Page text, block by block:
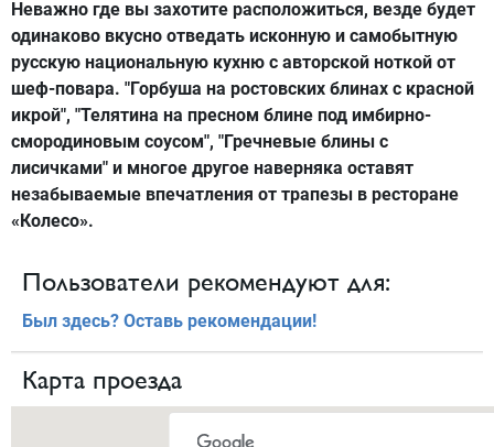
Неважно где вы захотите расположиться, везде будет
одинаково вкусно отведать исконную и самобытную
русскую национальную кухню с авторской ноткой от
шеф-повара. "Горбуша на ростовских блинах с красной
икрой", "Телятина на пресном блине под имбирно-
смородиновым соусом", "Гречневые блины с
лисичками" и многое другое наверняка оставят
незабываемые впечатления от трапезы в ресторане
«Колесо».
Пользователи рекомендуют для:
Был здесь? Оставь рекомендации!
Карта проезда